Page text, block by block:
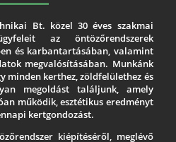
Bt. közel 30 éves szakmai
az öntözőrendszerek
és karbantartásában, valamint
megvalósításában. Munkánk
minden kerthez, zöldfelülethez és
megoldást találjunk, amely
működik, esztétikus eredményt
kertgondozást.
kiépítéséről, meglévő